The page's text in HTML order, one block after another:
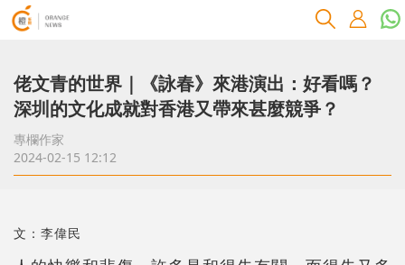
佬文青的世界｜《詠春》來港演出：好看嗎？
深圳的文化成就對香港又帶來甚麼競爭？
專欄作家
2024-02-15 12:12
文：李偉民